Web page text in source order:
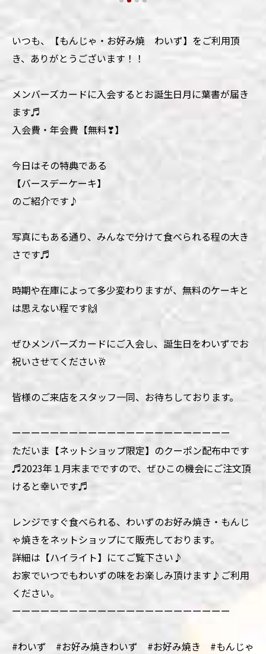
いつも、【もんじゃ・お好み焼 わいず】をご利用頂
き、ありがとうございます！！
メンバーズカードに入会するとお誕生日月に葉書が届き
ます♬
入会費・年会費【無料❣】
今日はその特典である
【バースデーケーキ】
のご紹介です♪
写真にもある通り、みんなで分けて食べられる程の大き
さです♬
時期や在庫によって多少変わりますが、無料のケーキと
は思えない程です🙌
ぜひメンバーズカードにご入会し、誕生日をわいずでお
祝いさせてください🥂
皆様のご来店をスタッフ一同、お待ちしております。
ーーーーーーーーーーーーーーーーーーーーーーー
ただいま【ネットショップ限定】のクーポン配布中です
♬2023年１月末までですので、ぜひこの機会にご注文頂
けると幸いです♬
レンジですぐ食べられる、わいずのお好み焼き・もんじ
ゃ焼きをネットショップにて販売しております。
詳細は【ハイライト】にてご覧下さい♪
お家でいつでもわいずの味をお楽しみ頂けます♪ご利用
ください。
ーーーーーーーーーーーーーーーーーーーーーーー
#わいず #お好み焼きわいず #お好み焼き #もんじゃ